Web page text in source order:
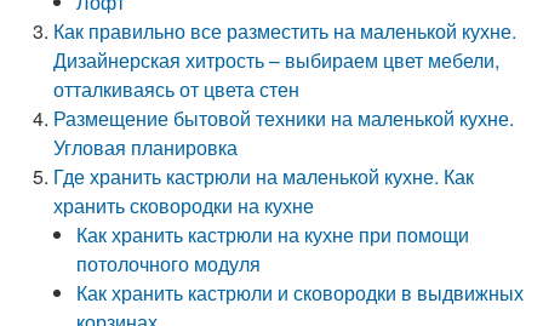
Как правильно все разместить на маленькой кухне.
Дизайнерская хитрость – выбираем цвет мебели,
отталкиваясь от цвета стен
Размещение бытовой техники на маленькой кухне.
Угловая планировка
Где хранить кастрюли на маленькой кухне. Как
хранить сковородки на кухне
Как хранить кастрюли на кухне при помощи
потолочного модуля
Как хранить кастрюли и сковородки в выдвижных